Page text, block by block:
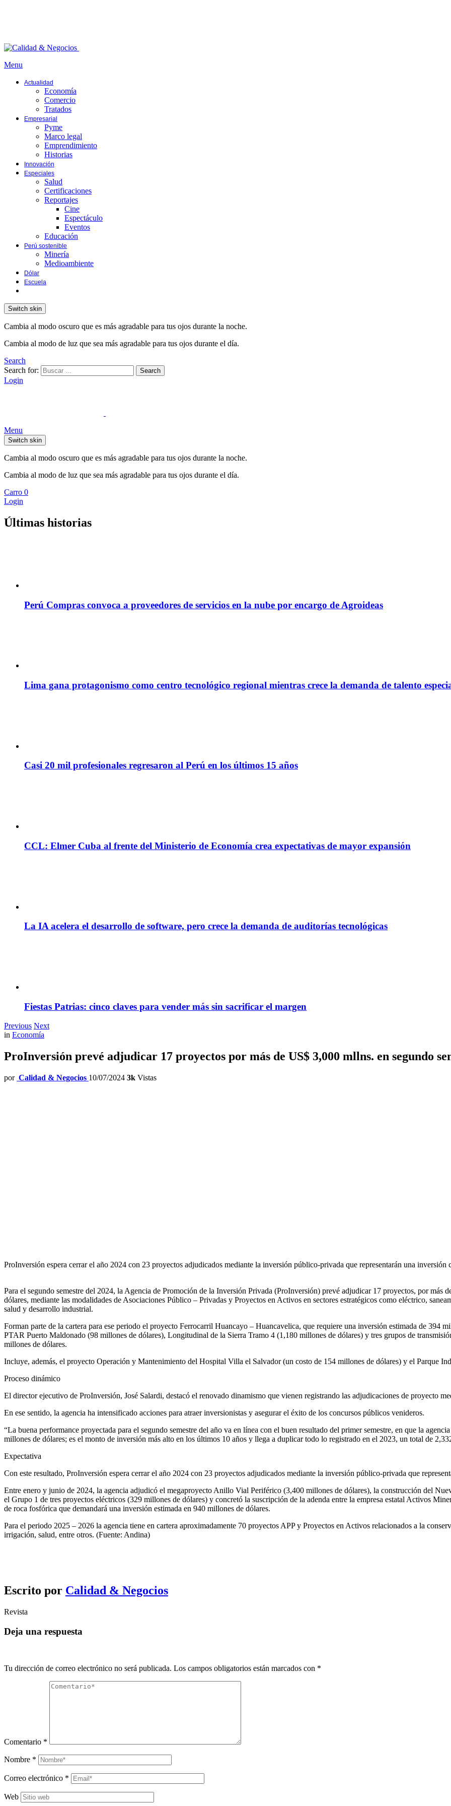
Menu
Actualidad
Economía
Comercio
Tratados
Empresarial
Pyme
Marco legal
Emprendimiento
Historias
Innovación
Especiales
Salud
Certificaciones
Reportajes
Cine
Espectáculo
Eventos
Educación
Perú sostenible
Minería
Medioambiente
Dólar
Escuela
Switch skin
Cambia al modo oscuro que es más agradable para tus ojos durante la noche.
Cambia al modo de luz que sea más agradable para tus ojos durante el día.
Search
Search for:
Search
Login
Menu
Switch skin
Cambia al modo oscuro que es más agradable para tus ojos durante la noche.
Cambia al modo de luz que sea más agradable para tus ojos durante el día.
Carro 0
Login
Últimas historias
Perú Compras convoca a proveedores de servicios en la nube por encargo de Agroideas
Lima gana protagonismo como centro tecnológico regional mientras crece la demanda de talento
Casi 20 mil profesionales regresaron al Perú en los últimos 15 años
CCL: Elmer Cuba al frente del Ministerio de Economía crea expectativas de mayor expansión
La IA acelera el desarrollo de software, pero crece la demanda de auditorías tecnológicas
Fiestas Patrias: cinco claves para vender más sin sacrificar el margen
Previous Next
in Economía
ProInversión prevé adjudicar 17 proyectos por más de US$ 3,000 mllns. en segundo
por Calidad & Negocios 10/07/2024 3k Vistas
ProInversión espera cerrar el año 2024 con 23 proyectos adjudicados mediante la inversión público-privada que representarán una
Para el segundo semestre del 2024, la Agencia de Promoción de la Inversión Privada (ProInversión) prevé adjudicar 17 proyectos, por más
dólares, mediante las modalidades de Asociaciones Público – Privadas y Proyectos en Activos en sectores estratégicos como eléctrico,
salud y desarrollo industrial.
Forman parte de la cartera para ese periodo el proyecto Ferrocarril Huancayo – Huancavelica, que requiere una inversión estimada de 394
PTAR Puerto Maldonado (98 millones de dólares), Longitudinal de la Sierra Tramo 4 (1,180 millones de dólares) y tres grupos de
millones de dólares.
Incluye, además, el proyecto Operación y Mantenimiento del Hospital Villa el Salvador (un costo de 154 millones de dólares) y el Parque
Proceso dinámico
El director ejecutivo de ProInversión, José Salardi, destacó el renovado dinamismo que vienen registrando las adjudicaciones de proyecto
En ese sentido, la agencia ha intensificado acciones para atraer inversionistas y asegurar el éxito de los concursos públicos venideros.
“La buena performance proyectada para el segundo semestre del año va en línea con el buen resultado del primer semestre, en que la
millones de dólares; es el monto de inversión más alto en los últimos 10 años y llega a duplicar todo lo registrado en el 2023, un total de
Expectativa
Con este resultado, ProInversión espera cerrar el año 2024 con 23 proyectos adjudicados mediante la inversión público-privada que
Entre enero y junio de 2024, la agencia adjudicó el megaproyecto Anillo Vial Periférico (3,400 millones de dólares), la construcción del
el Grupo 1 de tres proyectos eléctricos (329 millones de dólares) y concretó la suscripción de la adenda entre la empresa estatal Activos
de roca fosfórica que demandará una inversión estimada en 940 millones de dólares.
Para el periodo 2025 – 2026 la agencia tiene en cartera aproximadamente 70 proyectos APP y Proyectos en Activos relacionados a la
irrigación, salud, entre otros. (Fuente: Andina)
Escrito por Calidad & Negocios
Revista
Deja una respuesta
Tu dirección de correo electrónico no será publicada. Los campos obligatorios están marcados con *
Comentario *
Nombre *
Correo electrónico *
Web